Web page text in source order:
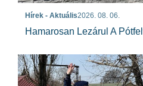
Hírek - Aktuális2026. 08. 06.
Hamarosan Lezárul A